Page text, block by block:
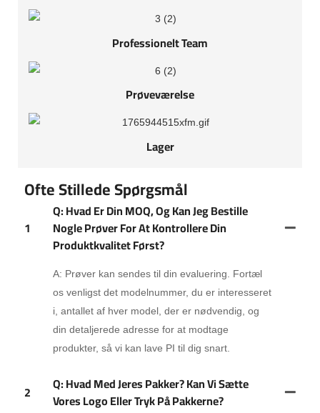
Professionelt Team
Prøveværelse
Lager
Ofte Stillede Spørgsmål
1
Q: Hvad Er Din MOQ, Og Kan Jeg Bestille
Nogle Prøver For At Kontrollere Din
Produktkvalitet Først?
A: Prøver kan sendes til din evaluering. Fortæl
os venligst det modelnummer, du er interesseret
i, antallet af hver model, der er nødvendig, og
din detaljerede adresse for at modtage
produkter, så vi kan lave PI til dig snart.
2
Q: Hvad Med Jeres Pakker? Kan Vi Sætte
Vores Logo Eller Tryk På Pakkerne?